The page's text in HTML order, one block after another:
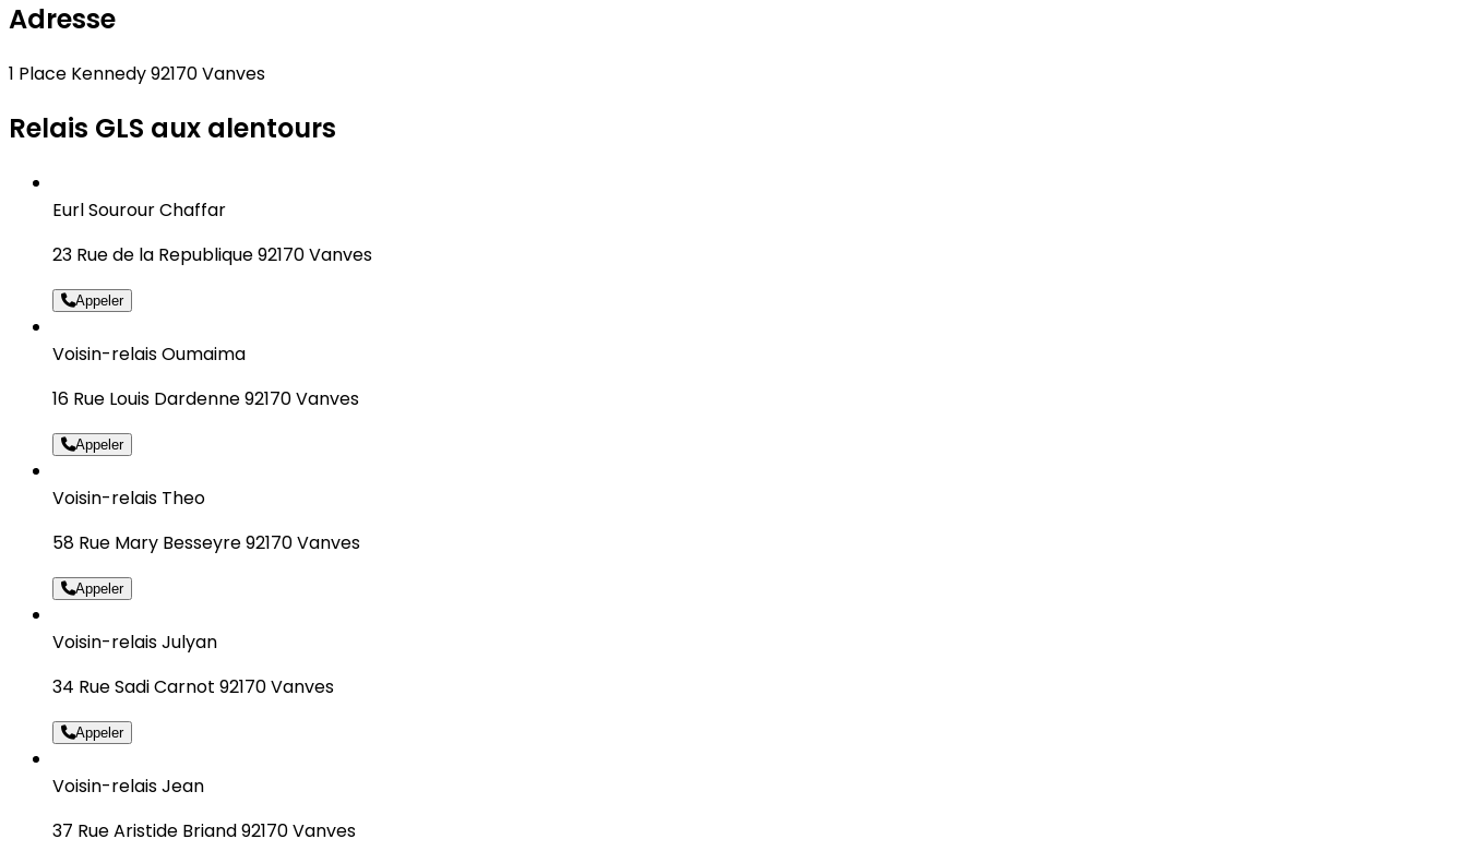
Adresse
1 Place Kennedy 92170 Vanves
Relais GLS aux alentours
Eurl Sourour Chaffar
23 Rue de la Republique 92170 Vanves
Appeler
Voisin-relais Oumaima
16 Rue Louis Dardenne 92170 Vanves
Appeler
Voisin-relais Theo
58 Rue Mary Besseyre 92170 Vanves
Appeler
Voisin-relais Julyan
34 Rue Sadi Carnot 92170 Vanves
Appeler
Voisin-relais Jean
37 Rue Aristide Briand 92170 Vanves